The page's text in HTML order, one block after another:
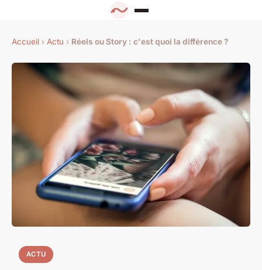
Accueil › Actu › Réels ou Story : c'est quoi la différence ?
ACTU